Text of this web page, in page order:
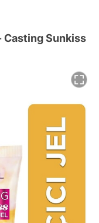
Casting Sunkiss